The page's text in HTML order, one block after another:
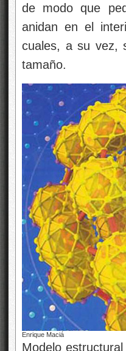
de modo que
anidan en el
cuales, a su vez,
tamaño.
Enrique Maciá
Modelo